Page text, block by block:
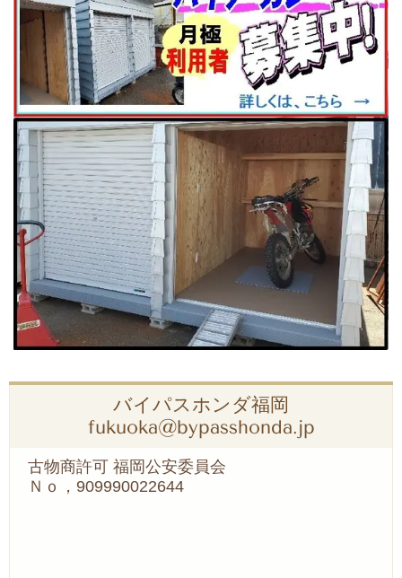
バイパスホンダ福岡
fukuoka@bypasshonda.jp
古物商許可 福岡公安委員会
Ｎｏ，909990022644